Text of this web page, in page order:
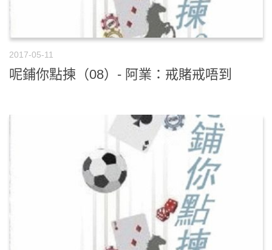
2017-05-11
呢鋪你點揀（08）- 阿業：戒賭戒唔到